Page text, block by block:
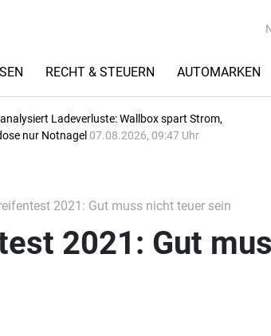
RECHT & STEUERN AUTOMARKEN
Ladeverluste: Wallbox spart Strom,
nur Notnagel 07.08.2026, 09:47 Uhr
2021: Gut muss nicht teuer sein
2021: Gut